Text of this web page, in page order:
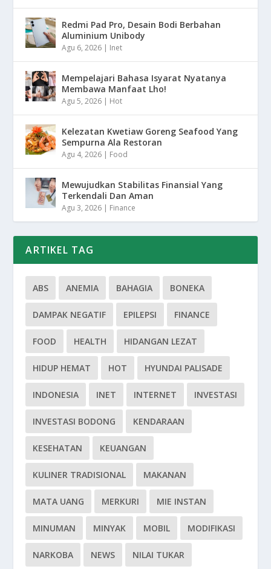
Redmi Pad Pro, Desain Bodi Berbahan
Aluminium Unibody
Agu 6, 2026 | Inet
Mempelajari Bahasa Isyarat Nyatanya
Membawa Manfaat Lho!
Agu 5, 2026 | Hot
Kelezatan Kwetiaw Goreng Seafood Yang
Sempurna Ala Restoran
Agu 4, 2026 | Food
Mewujudkan Stabilitas Finansial Yang
Terkendali Dan Aman
Agu 3, 2026 | Finance
ARTIKEL TAG
ABS ANEMIA BAHAGIA BONEKA
DAMPAK NEGATIF EPILEPSI FINANCE
FOOD HEALTH HIDANGAN LEZAT
HIDUP HEMAT HOT HYUNDAI PALISADE
INDONESIA INET INTERNET INVESTASI
INVESTASI BODONG KENDARAAN
KESEHATAN KEUANGAN
KULINER TRADISIONAL MAKANAN
MATA UANG MERKURI MIE INSTAN
MINUMAN MINYAK MOBIL MODIFIKASI
NARKOBA NEWS NILAI TUKAR